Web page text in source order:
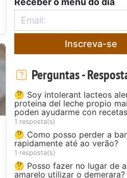
Inscreva-se
Perguntas -
🤔 Soy intolerant lacteos
proteina del leche propio
poden ayudarme con
1 resposta(s)
🤔 Como posso perder a
rapidamente até ao verão?
1 resposta(s)
🤔 Posso fazer no lugar de
amarelo utilizar o demerara?